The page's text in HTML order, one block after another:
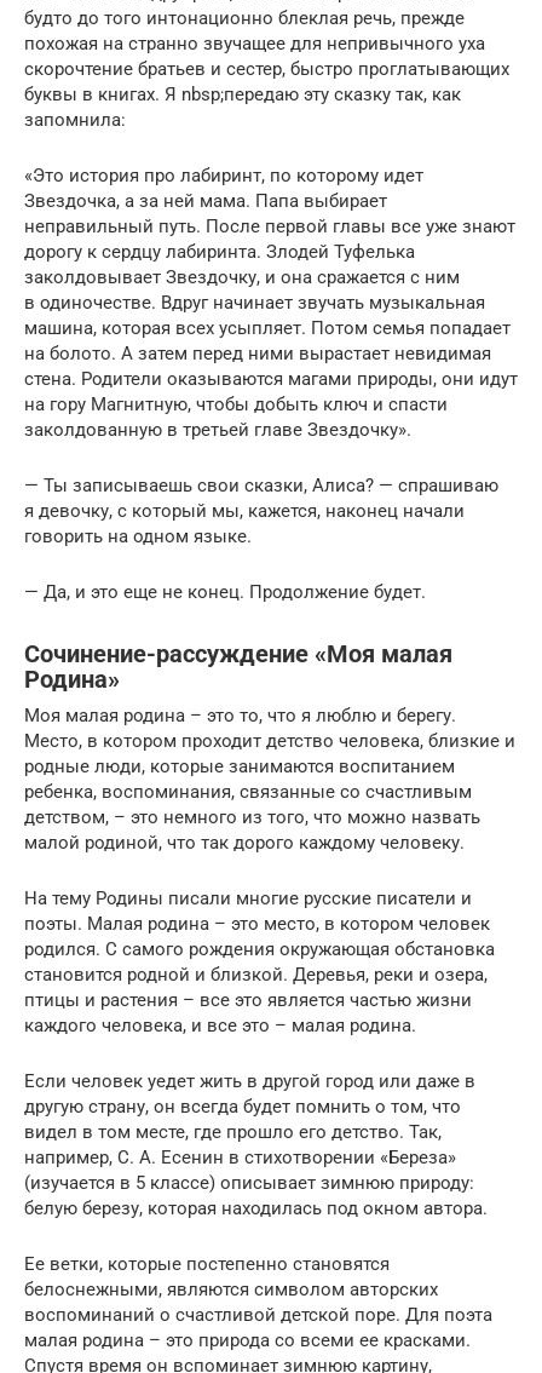
будто до того интонационно блеклая речь, прежде
похожая на странно звучащее для непривычного уха
скорочтение братьев и сестер, быстро проглатывающих
буквы в книгах. Я nbsp;передаю эту сказку так, как
запомнила:
«Это история про лабиринт, по которому идет
Звездочка, а за ней мама. Папа выбирает
неправильный путь. После первой главы все уже знают
дорогу к сердцу лабиринта. Злодей Туфелька
заколдовывает Звездочку, и она сражается с ним
в одиночестве. Вдруг начинает звучать музыкальная
машина, которая всех усыпляет. Потом семья попадает
на болото. А затем перед ними вырастает невидимая
стена. Родители оказываются магами природы, они идут
на гору Магнитную, чтобы добыть ключ и спасти
заколдованную в третьей главе Звездочку».
— Ты записываешь свои сказки, Алиса? — спрашиваю
я девочку, с который мы, кажется, наконец начали
говорить на одном языке.
— Да, и это еще не конец. Продолжение будет.
Сочинение-рассуждение «Моя малая
Родина»
Моя малая родина – это то, что я люблю и берегу.
Место, в котором проходит детство человека, близкие и
родные люди, которые занимаются воспитанием
ребенка, воспоминания, связанные со счастливым
детством, – это немного из того, что можно назвать
малой родиной, что так дорого каждому человеку.
На тему Родины писали многие русские писатели и
поэты. Малая родина – это место, в котором человек
родился. С самого рождения окружающая обстановка
становится родной и близкой. Деревья, реки и озера,
птицы и растения – все это является частью жизни
каждого человека, и все это – малая родина.
Если человек уедет жить в другой город или даже в
другую страну, он всегда будет помнить о том, что
видел в том месте, где прошло его детство. Так,
например, С. А. Есенин в стихотворении «Береза»
(изучается в 5 классе) описывает зимнюю природу:
белую березу, которая находилась под окном автора.
Ее ветки, которые постепенно становятся
белоснежными, являются символом авторских
воспоминаний о счастливой детской поре. Для поэта
малая родина – это природа со всеми ее красками.
Спустя время он вспоминает зимнюю картину,